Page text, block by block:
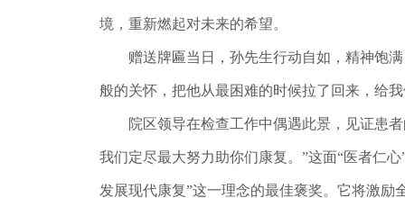
境，重新燃起对未来的希望。
赠送牌匾当日，孙先生行动自如，精神饱满
般的关怀，把他从最困难的时候拉了回来，给
院区领导在检查工作中偶遇此景，见证患者
我们定尽最大努力助你们康复。”这面“医者仁
发展现代康复”这一理念的最佳褒奖。它将激